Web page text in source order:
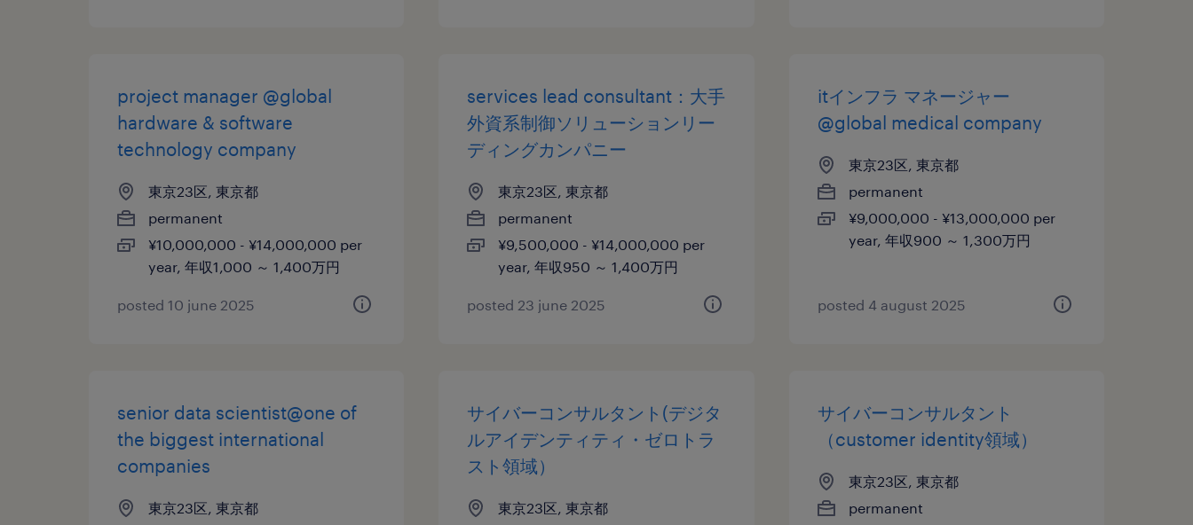
project manager @global
hardware & software
technology company
東京23区, 東京都
permanent
¥10,000,000 - ¥14,000,000 per
year, 年収1,000 ～ 1,400万円
posted 10 june 2025
services lead consultant：大手
外資系制御ソリューションリー
ディングカンパニー
東京23区, 東京都
permanent
¥9,500,000 - ¥14,000,000 per
year, 年収950 ～ 1,400万円
posted 23 june 2025
itインフラ マネージャー
@global medical company
東京23区, 東京都
permanent
¥9,000,000 - ¥13,000,000 per
year, 年収900 ～ 1,300万円
posted 4 august 2025
senior data scientist@one of
the biggest international
companies
東京23区, 東京都
サイバーコンサルタント(デジタ
ルアイデンティティ・ゼロトラ
スト領域）
東京23区, 東京都
サイバーコンサルタント
（customer identity領域）
東京23区, 東京都
permanent